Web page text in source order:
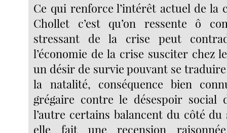
Ce qui renforce l’intérêt actuel de la
Chollet c’est qu’on ressente ô
stressant de la crise peut
l’économie de la crise susciter chez
un désir de survie pouvant se
la natalité, conséquence bien
grégaire contre le désespoir social
l’autre certains balancent du côté du
elle fait une recension